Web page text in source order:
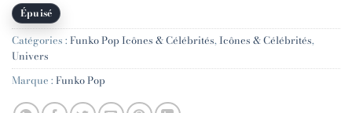
Épuisé
Catégories : Funko Pop Icônes & Célébrités,Icônes & Célébrités,
Univers
Marque : Funko Pop